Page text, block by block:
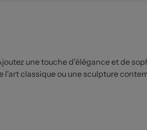
une touche d'élégance et de
classique ou une sculpture